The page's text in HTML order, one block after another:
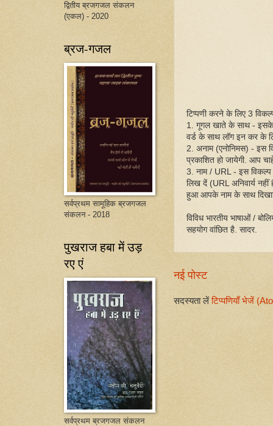
टिप्पणी करने के लिए 3
1. गूगल खाते के साथ -
वर्ड के साथ लॉग इन कर के
2. अनाम (एनोनिमस) - इस
प्रकाशित हो जायेगी. आप
3. नाम / URL - इस
लिख दें (URL अनिवार्य
हुआ आपके नाम के साथ
विविध भारतीय भाषाओं /
सहयोग वांछित है. सादर.
नई पोस्ट
सदस्यता लेंटिप्पणियाँ भेजें
द्वितीय ब्रजगजल संकलन
(एकल) - 2020
ब्रज-गजल
सर्वप्रथम सामूहिक ब्रजगजल
संकलन - 2018
पुखराज हबा में उड़
रए एं
सर्वप्रथम ब्रजगजल संकलन